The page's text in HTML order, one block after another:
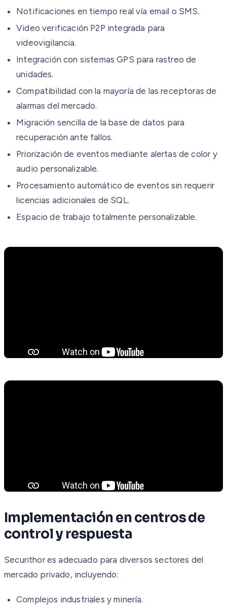
Notificaciones en tiempo real vía email o SMS.
Video verificación P2P integrada para
videovigilancia.
Integración con sistemas GPS para rastreo de
unidades.
Compatibilidad con la mayoría de las receptoras de
alarmas del mercado.
Migración sencilla de la base de datos para
recuperación ante fallos.
Priorización de eventos mediante alertas de color y
audio personalizable.
Procesamiento automático de eventos sin requerir
licencias adicionales de SQL.
Espacio de trabajo totalmente personalizable.
Implementación en centros de
control y respuesta
Securithor es adecuado para diversos sectores del
mercado privado, incluyendo:
Complejos industriales y minería.